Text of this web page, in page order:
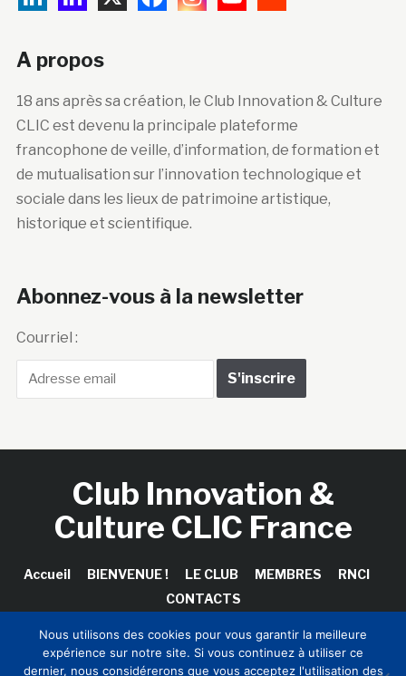
A propos
18 ans après sa création, le Club Innovation & Culture
CLIC est devenu la principale plateforme
francophone de veille, d’information, de formation et
de mutualisation sur l’innovation technologique et
sociale dans les lieux de patrimoine artistique,
historique et scientifique.
Abonnez-vous à la newsletter
Courriel :
Club Innovation &
Culture CLIC France
Accueil BIENVENUE ! LE CLUB MEMBRES
RNCI
CONTACTS
Nous utilisons des cookies pour vous garantir la meilleure
expérience sur notre site. Si vous continuez à utiliser ce
dernier, nous considérerons que vous acceptez l'utilisation des